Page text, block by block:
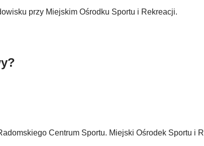
przy Miejskim Ośrodku Sportu i Rekreacji.
Centrum Sportu. Miejski Ośrodek Sportu i